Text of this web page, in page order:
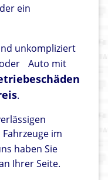
ein
unkompliziert
Auto mit
.
im
haben Sie
Ihrer Seite.